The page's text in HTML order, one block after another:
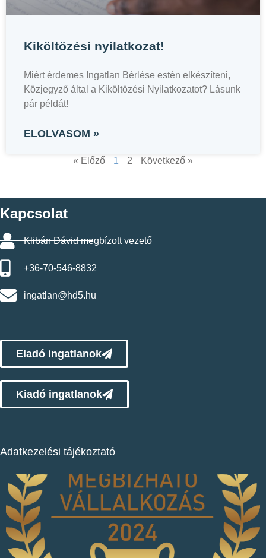
Kiköltözési nyilatkozat!
Miért érdemes Ingatlan Bérlése estén elkészíteni,
Közjegyző által a Kiköltözési Nyilatkozatot? Lásunk
pár példát!
ELOLVASOM »
« Előző 1 2 Következő »
Kapcsolat
Klibán Dávid megbízott vezető
+36-70-546-8832
ingatlan@hd5.hu
Eladó ingatlanok
Kiadó ingatlanok
Adatkezelési tájékoztató